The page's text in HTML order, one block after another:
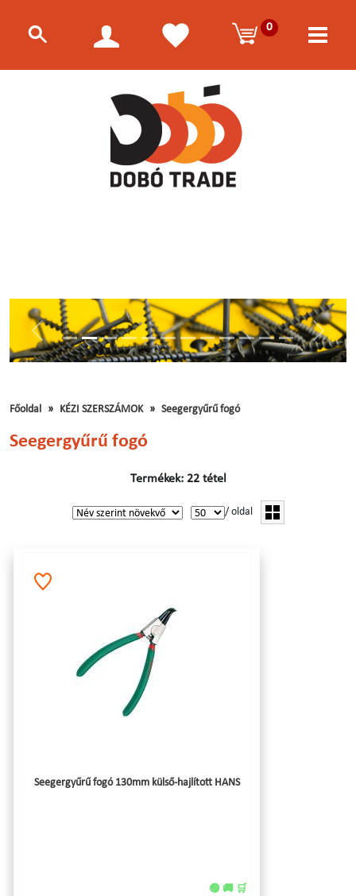
0
Előző
Főoldal KÉZI SZERSZÁMOK Seegergyűrű fogó
Seegergyűrű fogó
Termékek: 22 tétel
/ oldal
Seegergyűrű fogó 130mm külső-hajlított HANS
🟢 🚚 🛒